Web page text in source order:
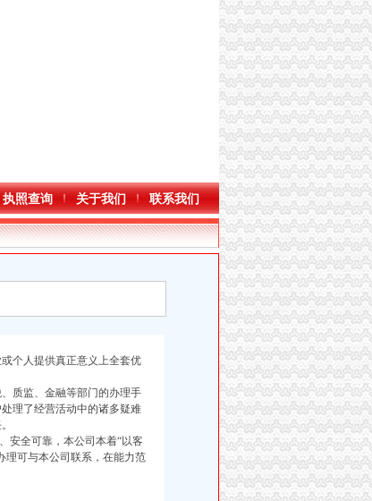
执照查询 关于我们 联系我们
个人提供真正意义上全套优
质监、金融等部门的办理手
理了经营活动中的诸多疑难
安全可靠，本公司本着“以客
理可与本公司联系，在能力范